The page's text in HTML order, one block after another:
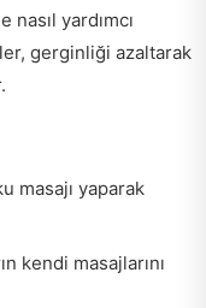
nasıl yardımcı
gerginliği azaltarak
masajı yaparak
kendi masajlarını